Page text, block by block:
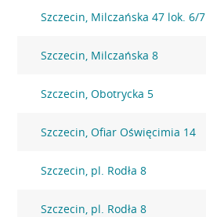
Szczecin, Milczańska 47 lok. 6/7
Szczecin, Milczańska 8
Szczecin, Obotrycka 5
Szczecin, Ofiar Oświęcimia 14
Szczecin, pl. Rodła 8
Szczecin, pl. Rodła 8